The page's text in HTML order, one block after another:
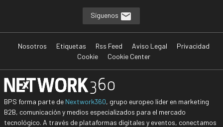
Síguenos
Nosotros Etiquetas Rss Feed Aviso Legal
Privacidad
Cookie
Cookie Center
BPS forma parte de Nextwork360, grupo europeo líder en marketing
B2B, comunicación y medios especializados para el mercado
tecnológico. A través de plataformas digitales y eventos, conectamos